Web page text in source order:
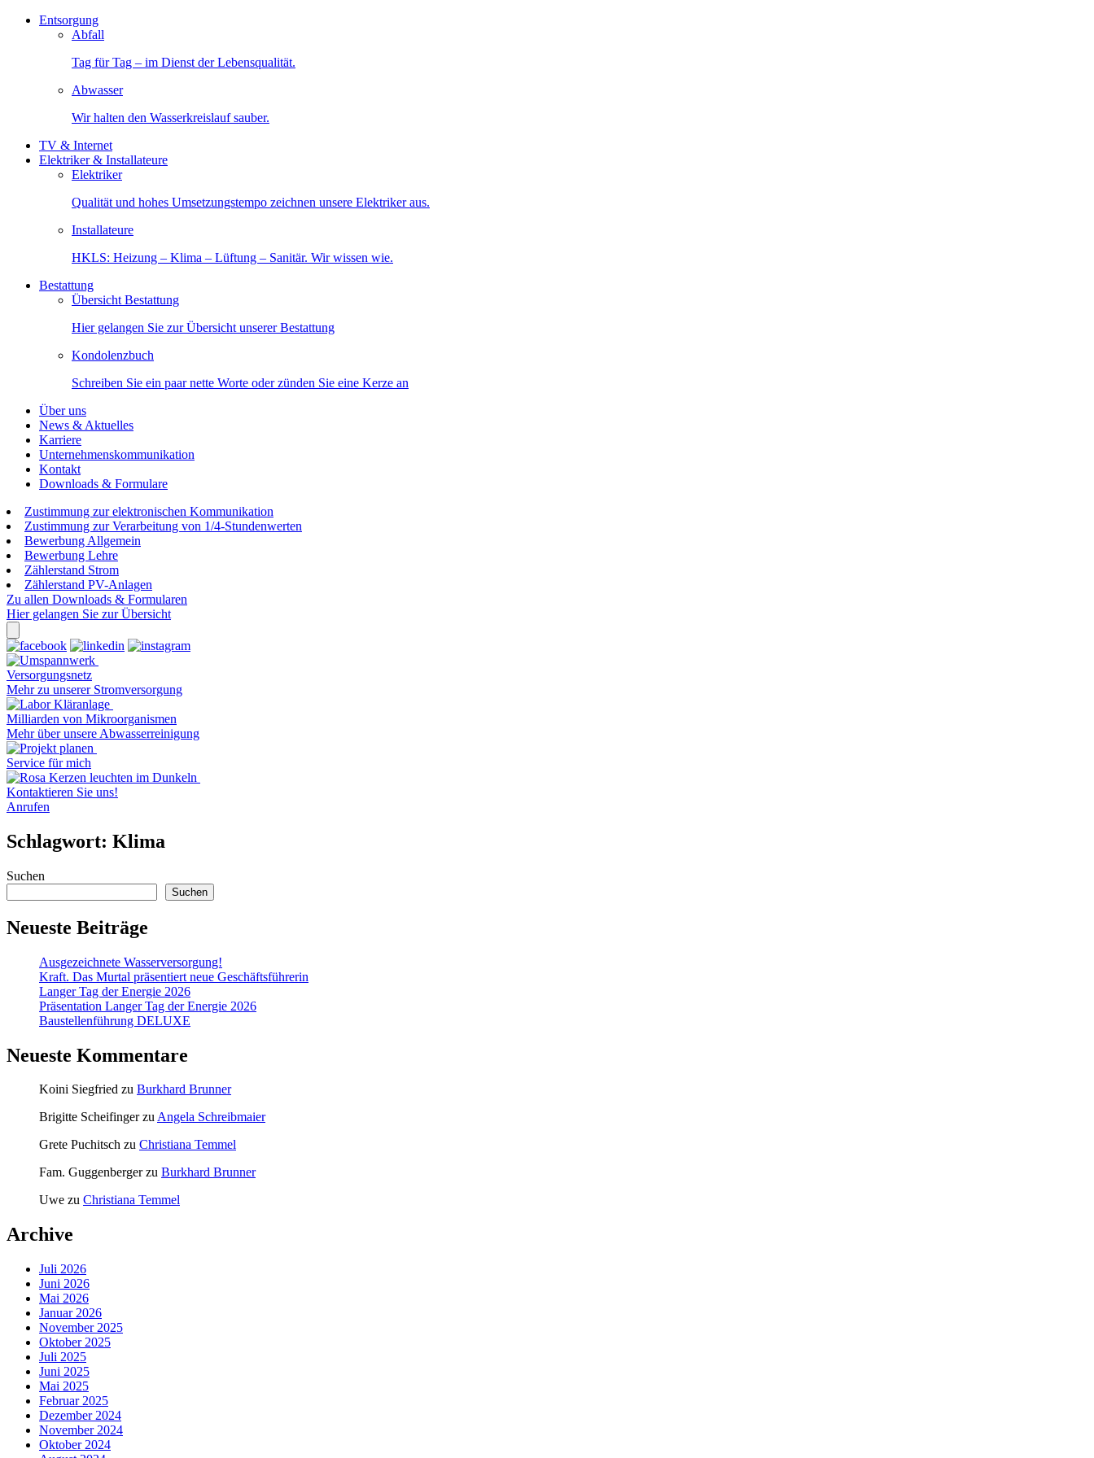
Entsorgung
Abfall
Tag für Tag – im Dienst der Lebensqualität.
Abwasser
Wir halten den Wasserkreislauf sauber.
TV & Internet
Elektriker & Installateure
Elektriker
Qualität und hohes Umsetzungstempo zeichnen unsere Elektriker aus.
Installateure
HKLS: Heizung – Klima – Lüftung – Sanitär. Wir wissen wie.
Bestattung
Übersicht Bestattung
Hier gelangen Sie zur Übersicht unserer Bestattung
Kondolenzbuch
Schreiben Sie ein paar nette Worte oder zünden Sie eine Kerze an
Über uns
News & Aktuelles
Karriere
Unternehmenskommunikation
Kontakt
Downloads & Formulare
Zustimmung zur elektronischen Kommunikation
Zustimmung zur Verarbeitung von 1/4-Stundenwerten
Bewerbung Allgemein
Bewerbung Lehre
Zählerstand Strom
Zählerstand PV-Anlagen
Zu allen Downloads & Formularen
Hier gelangen Sie zur Übersicht
Versorgungsnetz
Mehr zu unserer Stromversorgung
Milliarden von Mikroorganismen
Mehr über unsere Abwasserreinigung
Service für mich
Kontaktieren Sie uns!
Anrufen
Schlagwort: Klima
Suchen
Suchen
Neueste Beiträge
Ausgezeichnete Wasserversorgung!
Kraft. Das Murtal präsentiert neue Geschäftsführerin
Langer Tag der Energie 2026
Präsentation Langer Tag der Energie 2026
Baustellenführung DELUXE
Neueste Kommentare
Koini Siegfried zu Burkhard Brunner
Brigitte ScheifingerzuAngela Schreibmaier
Grete Puchitsch zu Christiana Temmel
Fam. Guggenbergerzu Burkhard Brunner
Uwe zu Christiana Temmel
Archive
Juli 2026
Juni 2026
Mai 2026
Januar 2026
November 2025
Oktober 2025
Juli 2025
Juni 2025
Mai 2025
Februar 2025
Dezember 2024
November 2024
Oktober 2024